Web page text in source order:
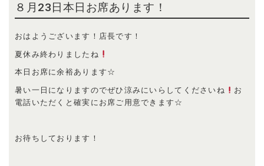
８月23日本日お席あります！
おはようございます！店長です！
夏休み終わりましたね
本日お席に余裕あります☆
暑い一日になりますのでぜひ涼みにいらしてくださいね
お
電話いただくと確実にお席ご用意できます☆
お待ちしております！